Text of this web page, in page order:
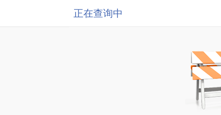
正在查询中